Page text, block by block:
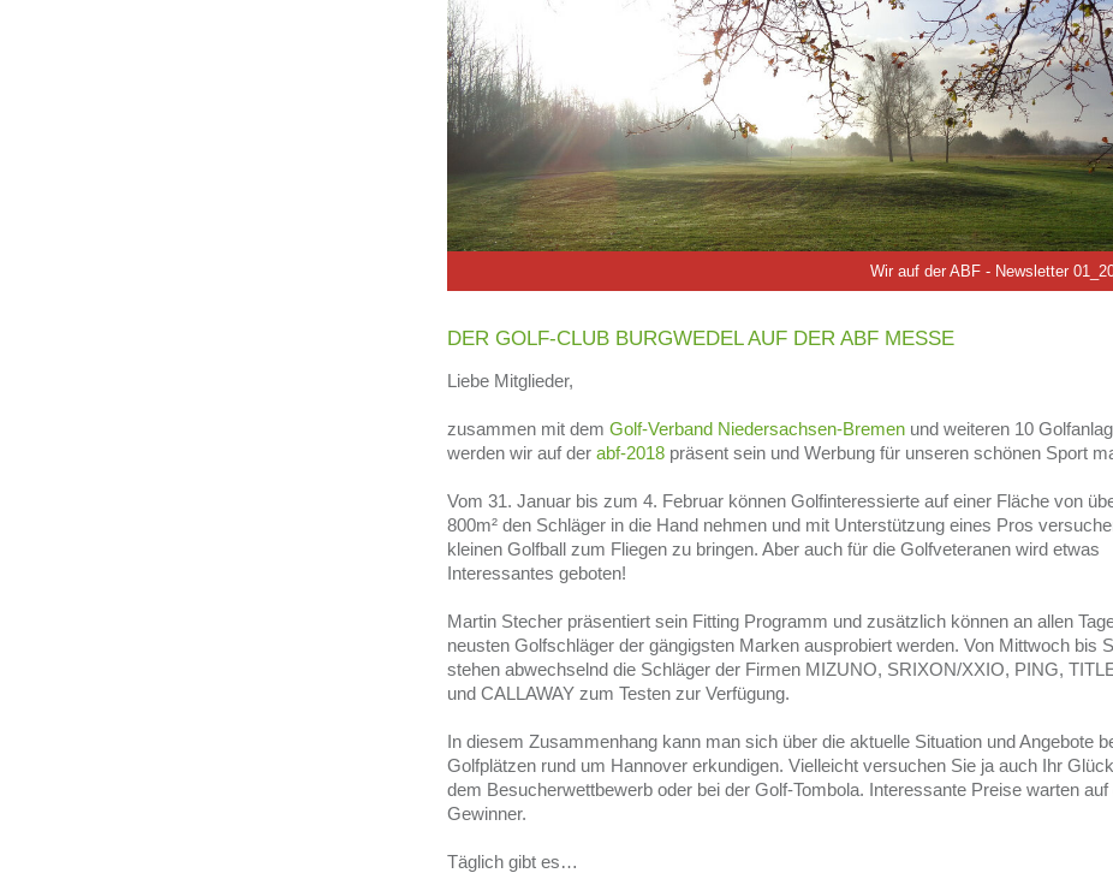
Wir auf der ABF - Newsletter
DER GOLF-CLUB BURGWEDEL AUF DER ABF MESSE
Liebe Mitglieder,
zusammen mit dem Golf-Verband Niedersachsen-Bremen und weiteren 10
werden wir auf der abf-2018 präsent sein und Werbung für unseren schönen Sport
Vom 31. Januar bis zum 4. Februar können Golfinteressierte auf einer Fläche von
800m² den Schläger in die Hand nehmen und mit Unterstützung eines Pros
kleinen Golfball zum Fliegen zu bringen. Aber auch für die Golfveteranen wird etwas
Interessantes geboten!
Martin Stecher präsentiert sein Fitting Programm und zusätzlich können an allen
neusten Golfschläger der gängigsten Marken ausprobiert werden. Von Mittwoch bis
stehen abwechselnd die Schläger der Firmen MIZUNO, SRIXON/XXIO, PING,
und CALLAWAY zum Testen zur Verfügung.
In diesem Zusammenhang kann man sich über die aktuelle Situation und Angebote
Golfplätzen rund um Hannover erkundigen. Vielleicht versuchen Sie ja auch Ihr
dem Besucherwettbewerb oder bei der Golf-Tombola. Interessante Preise warten auf
Gewinner.
Täglich gibt es…